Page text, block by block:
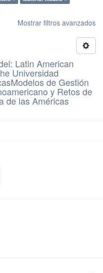
Mostrar filtros avanzados
Latin American
Universidad
de Gestión
y Retos de
de las Américas